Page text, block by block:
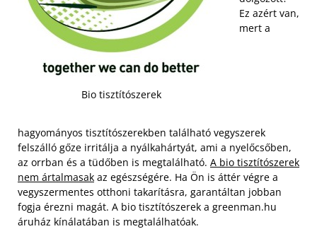
Bio tisztítószerek
Ez azért van,
mert a
hagyományos tisztítószerekben található vegyszerek
felszálló gőze irritálja a nyálkahártyát, ami a nyelőcsőben,
az orrban és a tüdőben is megtalálható. A bio tisztítószerek
nem ártalmasak az egészségére. Ha Ön is áttér végre a
vegyszermentes otthoni takarításra, garantáltan jobban
fogja érezni magát. A bio tisztítószerek a greenman.hu
áruház kínálatában is megtalálhatóak.